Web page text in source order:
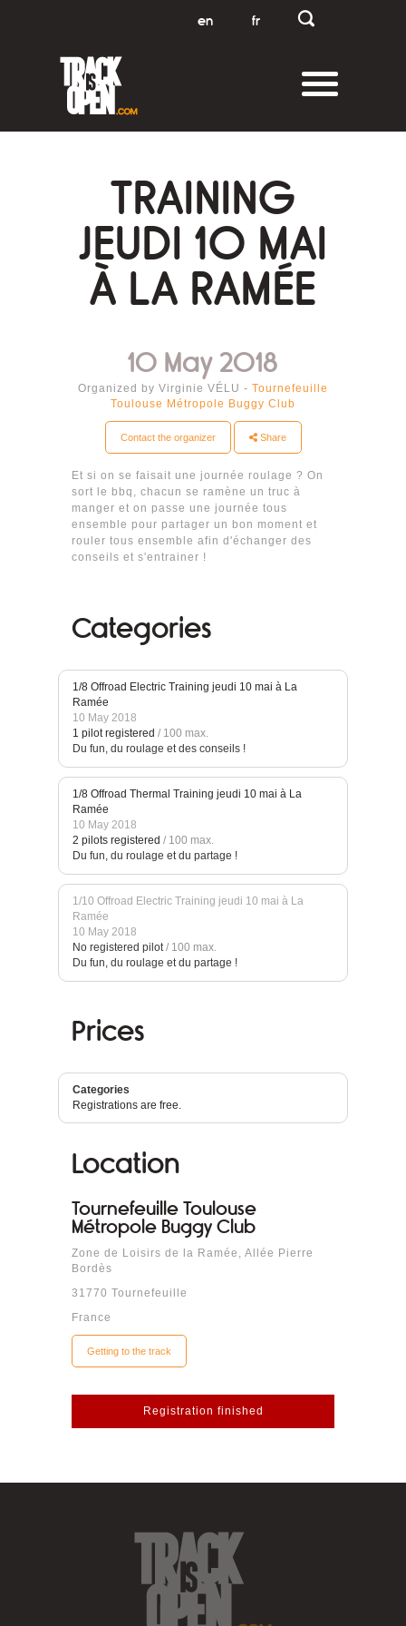
en fr
TRAINING
JEUDI 10 MAI
À LA RAMÉE
10 May 2018
Organized by Virginie VÉLU - Tournefeuille
Toulouse Métropole Buggy Club
Contact the organizer Share
Et si on se faisait une journée roulage ? On
sort le bbq, chacun se ramène un truc à
manger et on passe une journée tous
ensemble pour partager un bon moment et
rouler tous ensemble afin d'échanger des
conseils et s'entrainer !
Categories
1/8 Offroad Electric Training jeudi 10 mai à La
Ramée
10 May 2018
1 pilot registered / 100 max.
Du fun, du roulage et des conseils !
1/8 Offroad Thermal Training jeudi 10 mai à La
Ramée
10 May 2018
2 pilots registered / 100 max.
Du fun, du roulage et du partage !
1/10 Offroad Electric Training jeudi 10 mai à La
Ramée
10 May 2018
No registered pilot/ 100 max.
Du fun, du roulage et du partage !
Prices
Categories
Registrations are free.
Location
Tournefeuille Toulouse
Métropole Buggy Club
Zone de Loisirs de la Ramée, Allée Pierre
Bordès
31770 Tournefeuille
France
Getting to the track
Registration finished